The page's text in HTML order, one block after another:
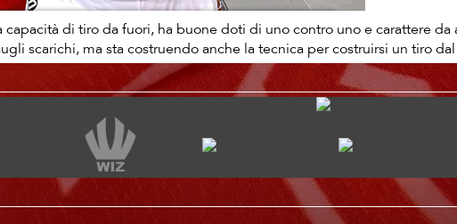
capacità di tiro da fuori, ha buone doti di uno contro uno e carattere da
scarichi, ma sta costruendo anche la tecnica per costruirsi un tiro